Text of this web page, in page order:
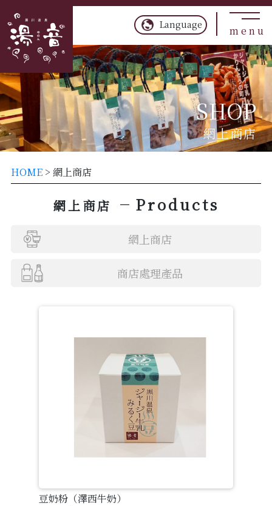
menu
Language
商
店
處
理
產
品
網
上
商
店
私
Language
购
车
SHOP
網上商店
HOME> 網上商店
網上商店 Products
網上商店
商店處理產品
豆奶粉（澤西牛奶）